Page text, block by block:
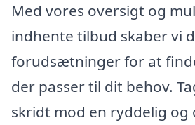
Med vores oversigt og
indhente tilbud skaber vi
forudsætninger for at
der passer til dit behov.
skridt mod en ryddelig og